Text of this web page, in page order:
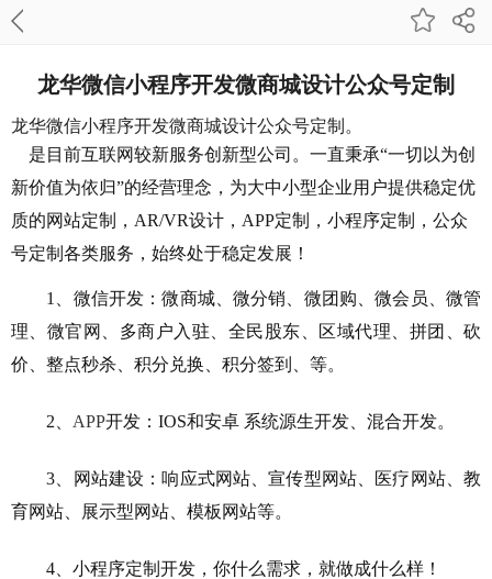
龙华微信小程序开发微商城设计公众号定制
龙华微信小程序开发微商城设计公众号定制。
是目前互联网较新服务创新型公司。一直秉承“一切以为创
新价值为依归”的经营理念，为大中小型企业用户提供稳定优
质的网站定制，AR/VR设计， APP定制， 小程序定制， 公众
号定制各类服务，始终处于稳定发展！
1、微信开发：微商城、微分销、微团购、微会员、微管
理、微官网、多商户入驻、全民股东、区域代理、拼团、砍
价、整点秒杀、积分兑换、积分签到、等。
2、 APP开发：IOS和安卓 系统源生开发、混合开发。
3、网站建设：响应式网站、宣传型网站、医疗网站、教
育网站、展示型网站、模板网站等。
4、小程序定制开发，你什么需求，就做成什么样！